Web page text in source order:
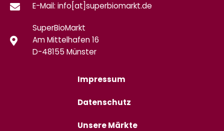
E-Mail: info[at]superbiomarkt.de
SuperBioMarkt
Am Mittelhafen 16
D-48155 Münster
Impressum
Datenschutz
Unsere Märkte